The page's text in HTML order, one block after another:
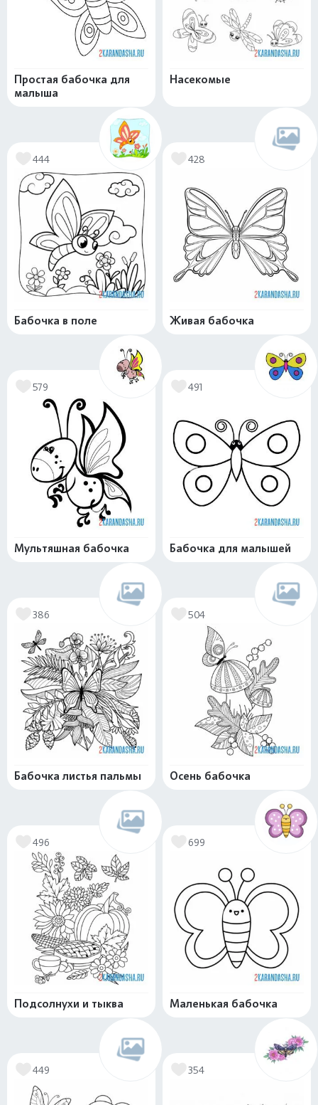
Простая бабочка для
малыша
Насекомые
444
Бабочка в поле
428
Живая бабочка
579
Мультяшная бабочка
491
Бабочка для малышей
386
Бабочка листья пальмы
504
Осень бабочка
496
Подсолнухи и тыква
699
Маленькая бабочка
449 354